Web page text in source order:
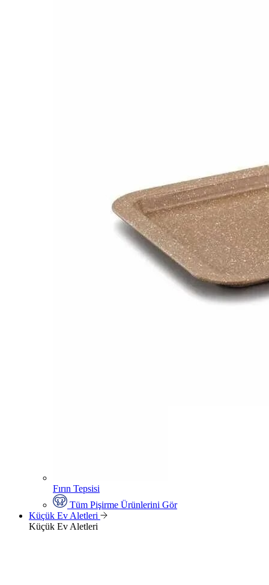
Fırın Tepsisi
Tüm Pişirme Ürünlerini Gör
Küçük Ev Aletleri
Küçük Ev Aletleri